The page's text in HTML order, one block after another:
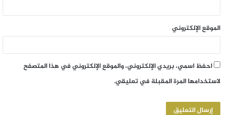
الموقع الإلكتروني
احفظ اسمي، بريدي الإلكتروني، والموقع الإلكتروني في هذا المتصفح
لاستخدامها المرة المقبلة في تعليقي.